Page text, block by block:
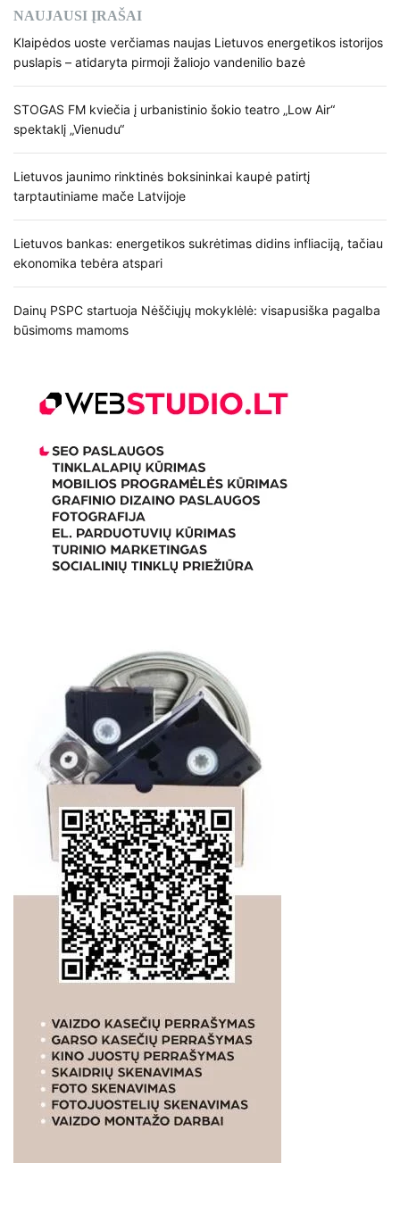
NAUJAUSI ĮRAŠAI
Klaipėdos uoste verčiamas naujas Lietuvos energetikos istorijos
puslapis – atidaryta pirmoji žaliojo vandenilio bazė
STOGAS FM kviečia į urbanistinio šokio teatro „Low Air“
spektaklį „Vienudu“
Lietuvos jaunimo rinktinės boksininkai kaupė patirtį
tarptautiniame mače Latvijoje
Lietuvos bankas: energetikos sukrėtimas didins infliaciją, tačiau
ekonomika tebėra atspari
Dainų PSPC startuoja Nėščiųjų mokyklėlė: visapusiška pagalba
būsimoms mamoms